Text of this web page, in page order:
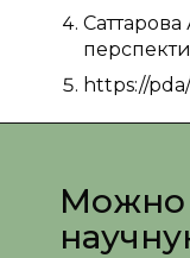
https://
Можно